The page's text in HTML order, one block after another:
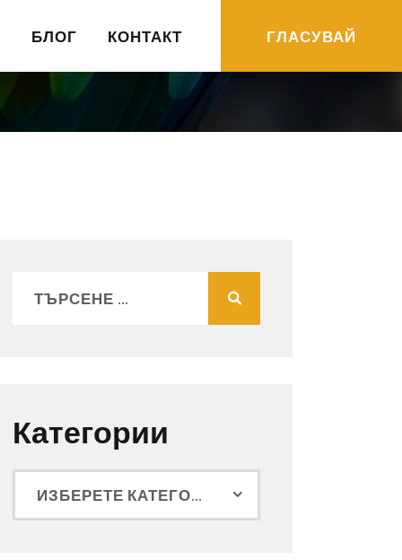
БЛОГ КОНТАКТ ГЛАСУВАЙ
Категории